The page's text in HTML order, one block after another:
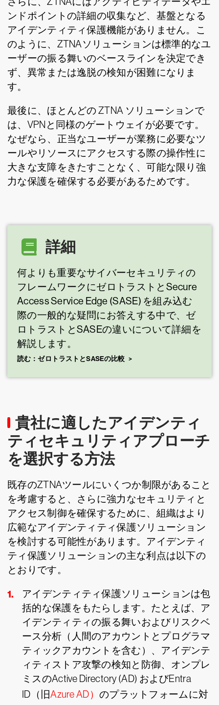
ンドポイントの詳細の収集など、基盤となる
アイデンティティ保護機能がありません。こ
のように、ZTNAソリューションは標準的なユ
ーザーの振る舞いのベースラインを決定でき
ず、異常または逸脱の検知が困難になりま
す。
最後に、ほとんどの ZTNA ソリューションで
は、VPNと同様のゲートウェイが必要です。
なぜなら、正当なユーザーが業務に必要なツ
ールやリソースにアクセスする際の操作性に
大きな支障をきたすことなく、可能な限り強
力な保護を確保する必要があるためです。
詳細
何よりも重要なサイバーセキュリティの
フレームワークにゼロトラストとSecure
Access Service Edge (SASE) を組み込む
際の一般的な疑問にお答えする中で、ゼ
ロトラストとSASEの違いについて詳細を
解説します。
読む：ゼロトラストとSASEの比較
貴社に適したアイデンティ
ティセキュリティアプローチ
を選択する方法
既存のZTNAツールにいくつか制限があること
を考慮すると、さらに強力なセキュリティと
アクセス制御を確保するために、組織はより
広範なアイデンティティ保護ソリューション
を検討する可能性があります。アイデンティ
ティ保護ソリューションの主な利点は以下の
とおりです。
アイデンティティ保護ソリューションは包
括的な保護をもたらします。たとえば、ア
イデンティティの振る舞いおよびリスクベ
ース分析（人間のアカウントとプログラマ
ティックアカウントを含む）、アイデンテ
ィティストア攻撃の検知と防御、オンプレ
ミスのActive Directory (AD) およびEntra
ID（旧Azure AD） のプラットフォームに対